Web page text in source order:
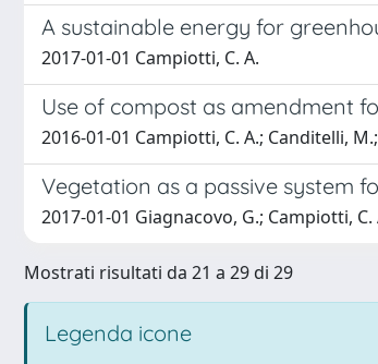
A sustainable energy for
2017-01-01 Campiotti, C. A.
Use of compost as amendment
2016-01-01 Campiotti, C. A.; Canditelli,
Vegetation as a passive system
2017-01-01 Giagnacovo, G.; Campiotti, C.
Mostrati risultati da 21 a 29 di 29
Legenda icone